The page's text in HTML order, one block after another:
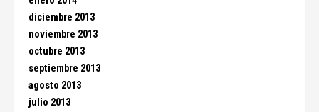
diciembre 2013
noviembre 2013
octubre 2013
septiembre 2013
agosto 2013
julio 2013